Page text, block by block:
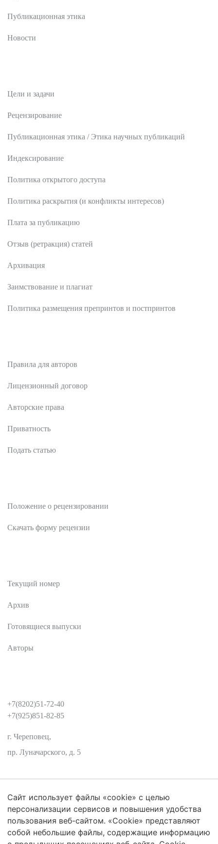
Публикационная этика
Новости
Цели и задачи
Рецензирование
Публикационная этика / Этика научных публикаций
Индексирование
Политика открытого доступа
Политика раскрытия (и конфликты интересов)
Плата за публикацию
Отзыв (ретракция) статей
Архивация
Заимствование и плагиат
Политика размещения препринтов и постпринтов
Правила для авторов
Лицензионный договор
Авторские права
Приватность
Подать статью
Положение о рецензировании
Скачать форму рецензии
Текущий номер
Архив
Готовящиеся выпуски
Авторы
+7(8202)51-72-40
+7(925)851-82-85
г. Череповец,
пр. Луначарского, д. 5
Защита персональных данных
Сайт использует файлы «cookie» с целью
персонализации сервисов и повышения удобства
пользования веб-сайтом. «Cookie» представляют
собой небольшие файлы, содержащие информацию